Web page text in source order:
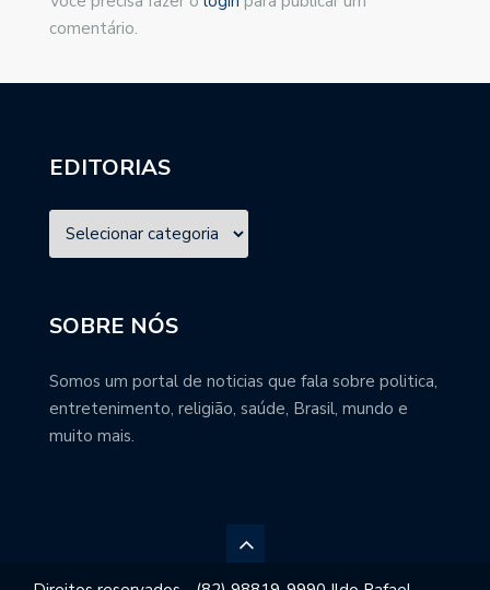
comentário.
EDITORIAS
SOBRE NÓS
Somos um portal de noticias que fala sobre politica,
entretenimento, religião, saúde, Brasil, mundo e
muito mais.